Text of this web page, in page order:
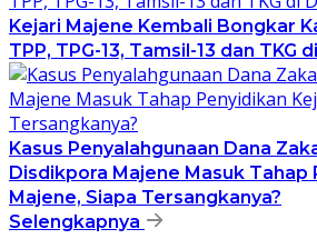
Kejari Majene Kembali Bongkar
TPP, TPG-13, Tamsil-13 dan TKG
Kasus Penyalahgunaan Dana
Disdikpora Majene Masuk Tahap
Majene, Siapa Tersangkanya?
Selengkapnya